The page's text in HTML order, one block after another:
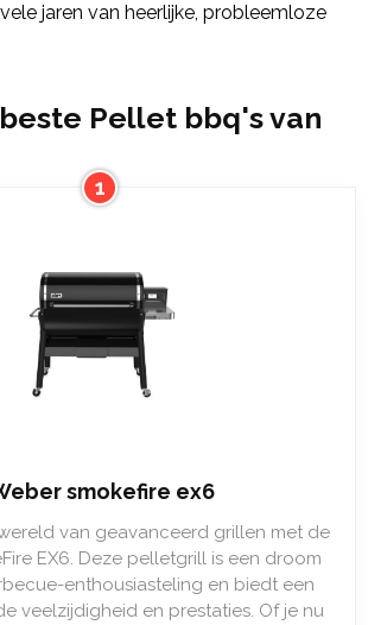
jaren van heerlijke, probleemloze
Pellet bbq's van
1
smokefire ex6
van geavanceerd grillen met de
EX6. Deze pelletgrill is een droom
enthousiasteling en biedt een
veelzijdigheid en prestaties. Of je nu